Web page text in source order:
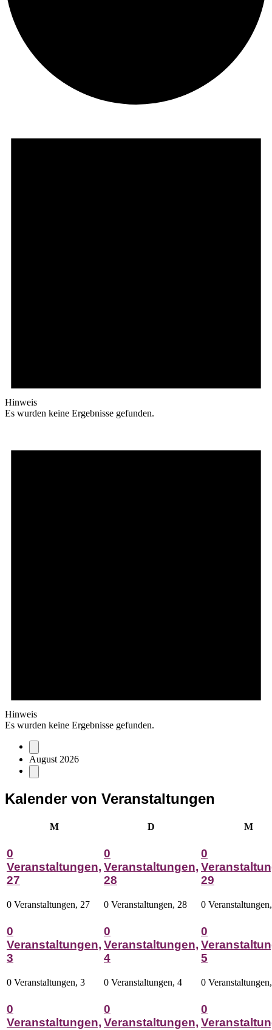
Hinweis
Es wurden keine Ergebnisse gefunden.
Hinweis
Es wurden keine Ergebnisse gefunden.
August 2026
Kalender von Veranstaltungen
MMontag D M
0
Veranstaltungen,
27
0 Veranstaltungen, 27
0
Veranstaltungen,
28
0 Veranstaltungen, 28
0
29
0
0
Veranstaltungen,
3
0 Veranstaltungen, 3
0
Veranstaltungen,
4
0 Veranstaltungen, 4
0
5
0
0
Veranstaltungen,
0
Veranstaltungen,
0